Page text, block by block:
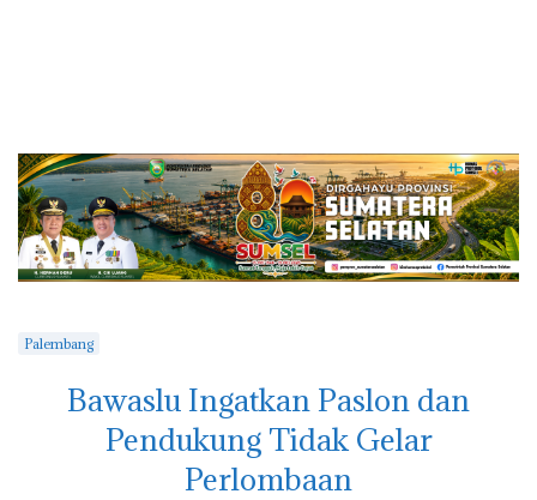
Palembang
Bawaslu Ingatkan Paslon dan
Pendukung Tidak Gelar
Perlombaan